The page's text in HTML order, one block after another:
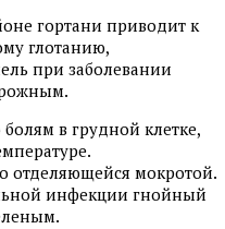
гортани приводит к
глотанию,
при заболевании
в грудной клетке,
отделяющейся мокротой.
инфекции гнойный